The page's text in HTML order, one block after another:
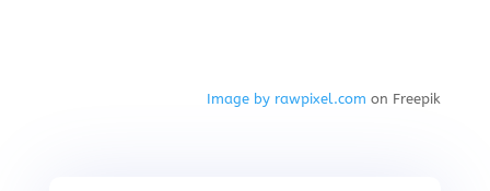
Image by rawpixel.com on Freepik